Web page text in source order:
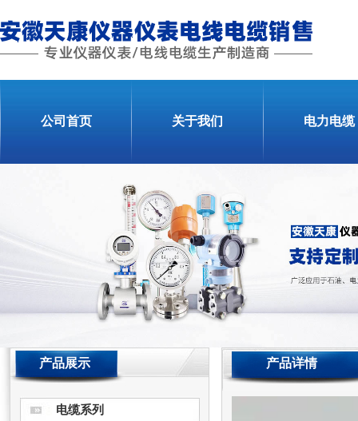
公司首页 关于我们 电力电缆
产品展示
电缆系列
产品详情